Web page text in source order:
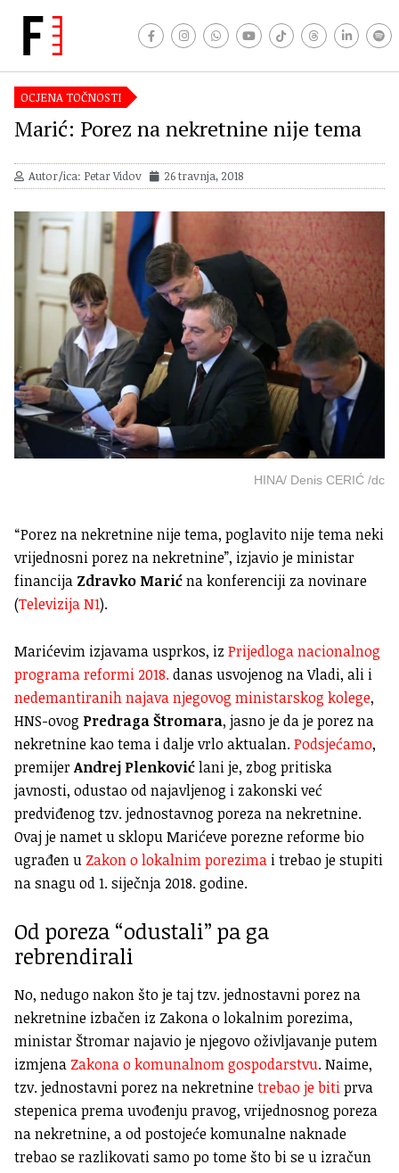
OCJENA TOČNOSTI
Marić: Porez na nekretnine nije tema
Autor/ica: Petar Vidov 26 travnja, 2018
HINA/ Denis CERIĆ /dc
“Porez na nekretnine nije tema, poglavito nije tema neki
vrijednosni porez na nekretnine”, izjavio je ministar
financija Zdravko Marićna konferenciji za novinare
(Televizija N1).
Marićevim izjavama usprkos, iz Prijedloga nacionalnog
programa reformi 2018.danas usvojenog na Vladi, ali i
nedemantiranih najava njegovog ministarskog kolege,
HNS-ovog Predraga Štromara, jasno je da je porez na
nekretnine kao tema i dalje vrlo aktualan.Podsjećamo,
premijerAndrej Plenkovićlani je, zbog pritiska
javnosti, odustao od najavljenog i zakonski već
predviđenog tzv. jednostavnog poreza na nekretnine.
Ovaj je namet u sklopu Marićeve porezne reforme bio
ugrađen u Zakon o lokalnim porezima i trebao je stupiti
na snagu od 1. siječnja 2018. godine.
Od poreza “odustali” pa ga
rebrendirali
No, nedugo nakon što je taj tzv. jednostavni porez na
nekretnine izbačen iz Zakona o lokalnim porezima,
ministar Štromar najavio je njegovo oživljavanje putem
izmjena Zakona o komunalnom gospodarstvu. Naime,
tzv. jednostavni porez na nekretninetrebao je bitiprva
stepenica prema uvođenju pravog, vrijednosnog poreza
na nekretnine, a od postojeće komunalne naknade
trebao se razlikovati samo po tome što bi se u izračun